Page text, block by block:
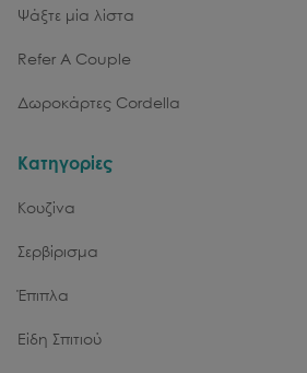
Ψάξτε μία λίστα
Refer A Couple
Δωροκάρτες Cordella
Κατηγορίες
Κουζίνα
Σερβίρισμα
Έπιπλα
Είδη Σπιτιού